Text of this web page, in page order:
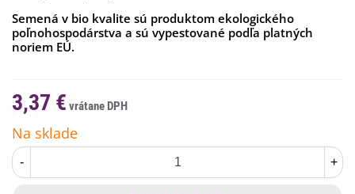
Semená v bio kvalite sú produktom ekologického
poľnohospodárstva a sú vypestované podľa platných
noriem EÚ.
3,37 €
Na sklade
- +